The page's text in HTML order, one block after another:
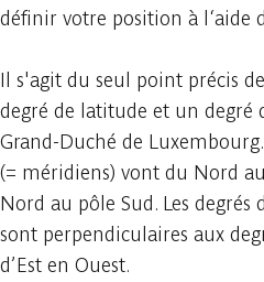
définir votre position à l‘aide
Il s'agit du seul point précis
degré de latitude et un degré
Grand-Duché de
(= méridiens) vont du Nord
Nord au pôle Sud. Les degrés
sont perpendiculaires aux
d’Est en Ouest.